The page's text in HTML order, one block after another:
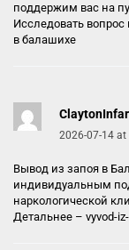
поддержим вас на
Исследовать вопрос
в балашихе
ClaytonInfar
2026-07-14 at
Вывод из запоя в
индивидуальным
наркологической
Детальнее – vyvod-